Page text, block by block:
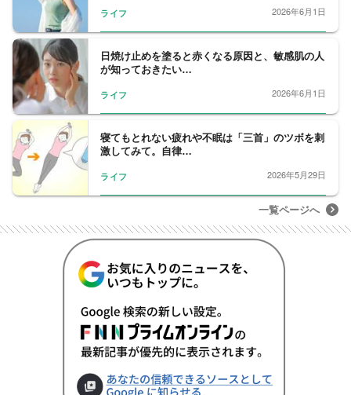
どす時間管理大全』（主婦の友社）、『なぜ
あの人は時間を守れないのか』（PHP研究
所）など著書は50冊以上にのぼる。
ライフ 2026年6月1日
日焼け止めを塗ると赤くなる原因と、敏感肌の人
が知っておきたい…
ライフ 2026年6月1日
寝てもとれない疲れや不眠は「三首」のツボを刺
激してみて。自律…
ライフ 2026年5月29日
一覧ページへ